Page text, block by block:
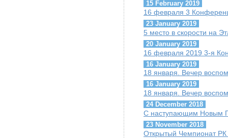
15 February 2019
16 февраля 3
23 January 2019
5 место в скорости на
20 January 2019
16 февраля 2019 3-я
16 January 2019
18 января. Вечер
16 January 2019
18 января. Вечер
24 December 2018
С наступающим Новым
23 November 2018
Открытый Чемпионат РК